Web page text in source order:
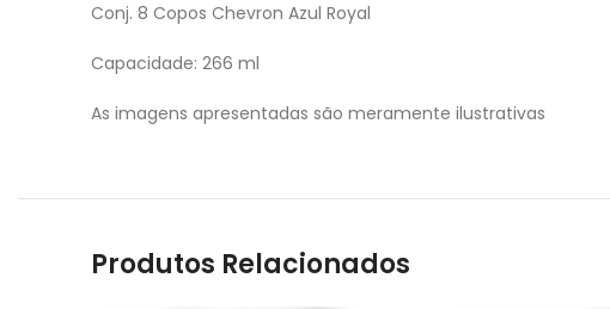
Conj. 8 Copos Chevron Azul Royal
Capacidade: 266 ml
As imagens apresentadas são meramente ilustrativas
Produtos Relacionados